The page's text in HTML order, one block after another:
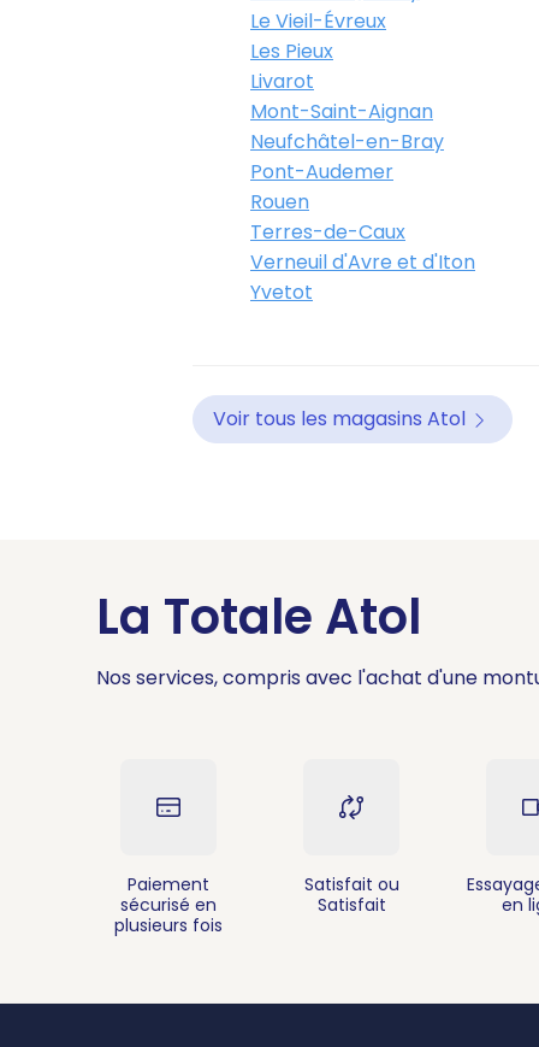
351 Rue du Marais 50460
02 33 01 75 18
OuvertFerme à 19:00
RDV
Le Vieil-Évreux
Les Pieux
Livarot
Mont-Saint-Aignan
Neufchâtel-en-Bray
Pont-Audemer
Rouen
Terres-de-Caux
Verneuil d'Avre et d'Iton
Yvetot
Voir tous les magasins Atol
La Totale Atol
Nos services, compris avec l'achat d'une
Paiement
sécurisé en
plusieurs fois
Satisfait ou
Satisfait
en